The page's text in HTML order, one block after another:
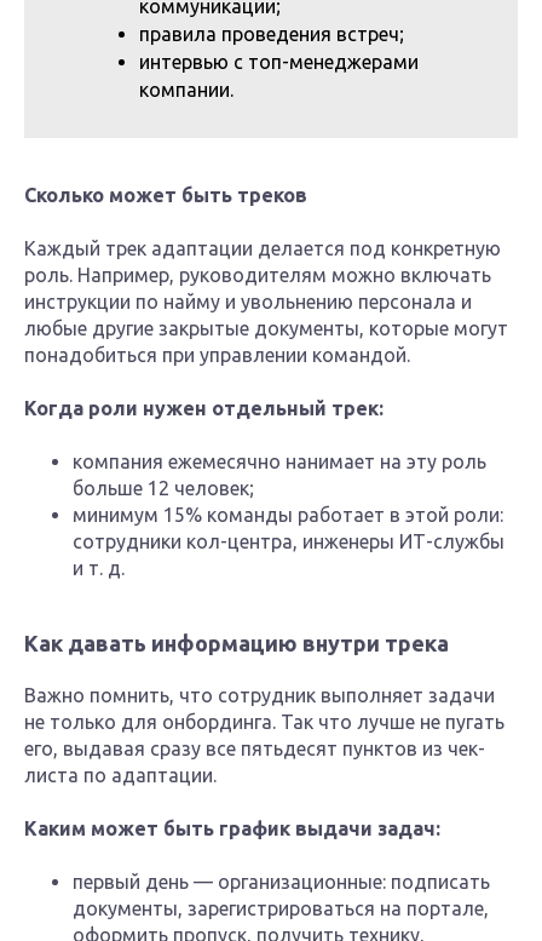
коммуникации;
правила проведения встреч;
интервью с топ-менеджерами
компании.
Сколько может быть треков
Каждый трек адаптации делается под конкретную
роль. Например, руководителям можно включать
инструкции по найму и увольнению персонала и
любые другие закрытые документы, которые могут
понадобиться при управлении командой.
Когда роли нужен отдельный трек:
компания ежемесячно нанимает на эту роль
больше 12 человек;
минимум 15% команды работает в этой роли:
сотрудники кол-центра, инженеры ИТ-службы
и т. д.
Как давать информацию внутри трека
Важно помнить, что сотрудник выполняет задачи
не только для онбординга. Так что лучше не пугать
его, выдавая сразу все пятьдесят пунктов из чек-
листа по адаптации.
Каким может быть график выдачи задач:
первый день — организационные: подписать
документы, зарегистрироваться на портале,
оформить пропуск, получить технику,